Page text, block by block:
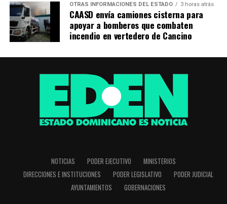
OTRAS INFORMACIONES DEL ESTADO 3 horas atrás
CAASD envía camiones cisterna para
apoyar a bomberos que combaten
incendio en vertedero de Cancino
NOTICIAS PODER EJECUTIVO
MINISTERIOS
DIRECCIONES E INSTITUCIONES
PODER LEGISLATIVO
PODER JUDICIAL
AYUNTAMIENTOS
GOBERNACIONES